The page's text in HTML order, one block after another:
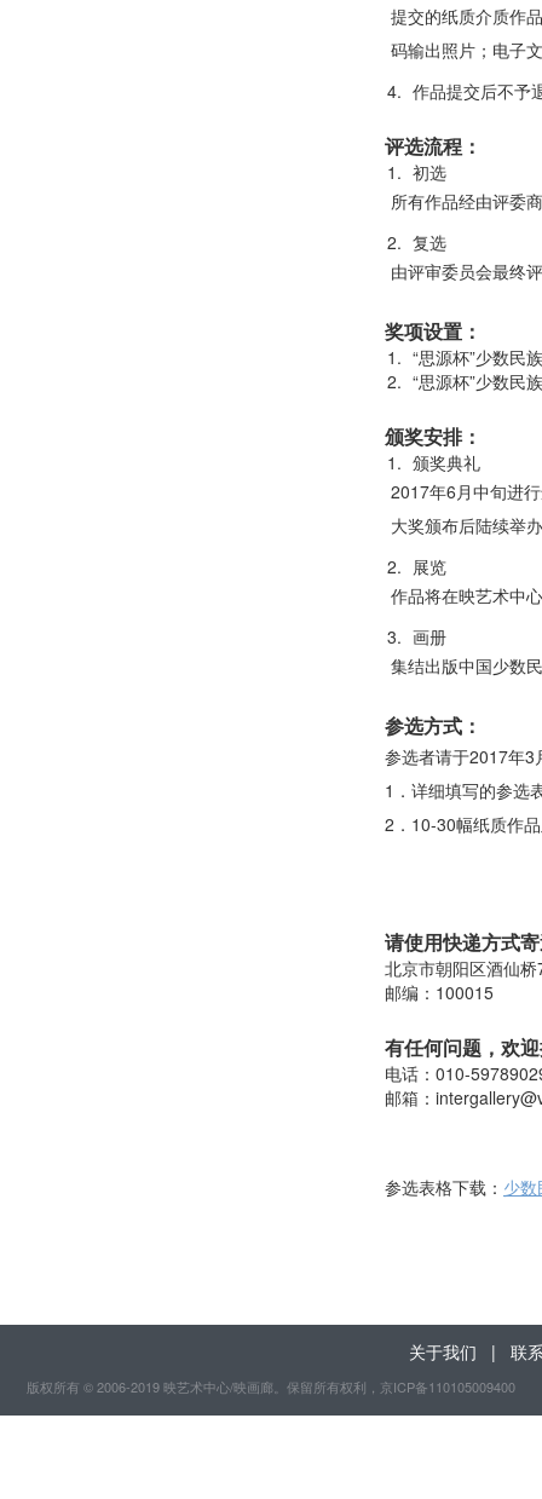
提交的纸质介质作
码输出照片；电子
作品提交后不予
评选流程：
初选
所有作品经由评委
复选
由评审委员会最终
奖项设置：
“思源杯”少数民
“思源杯”少数民
颁奖安排：
颁奖典礼
2017年6月中旬进
大奖颁布后陆续举
展览
作品将在映艺术中
画册
集结出版中国少数
参选方式：
参选者请于2017年3
1．详细填写的参选
2．10-30幅纸质作
请使用快递方式
北京市朝阳区酒仙
邮编：100015
有任何问题，欢
电话：010-
邮箱：
参选表格下载： 少
关于我们 | 联
版权所有 © 2006-2019 映艺术中心/映画廊。保留所有权利 ，京ICP备110105009400